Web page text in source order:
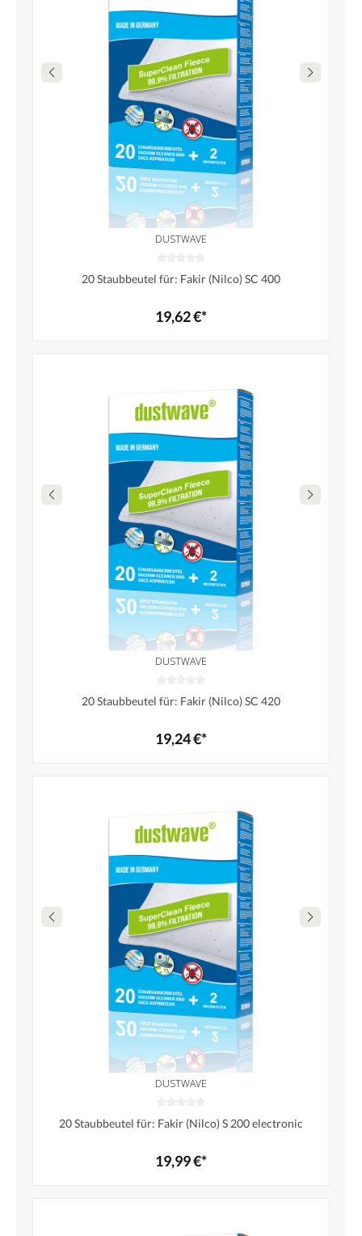
DUSTWAVE
20 Staubbeutel für: Fakir (Nilco) SC 400
19,62 €*
DUSTWAVE
20 Staubbeutel für: Fakir (Nilco) SC 420
19,24 €*
DUSTWAVE
20 Staubbeutel für: Fakir (Nilco) S 200 electronic
19,99 €*